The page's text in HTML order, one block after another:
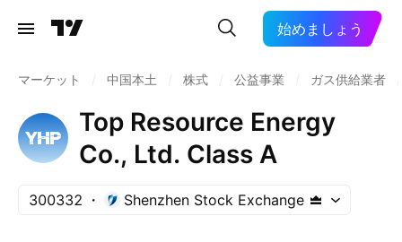
始めましょう
マーケット 中国本土 株式 公益事業 ガス供給業者
Top Resource Energy
Co., Ltd. Class A
300332 Shenzhen Stock Exchange